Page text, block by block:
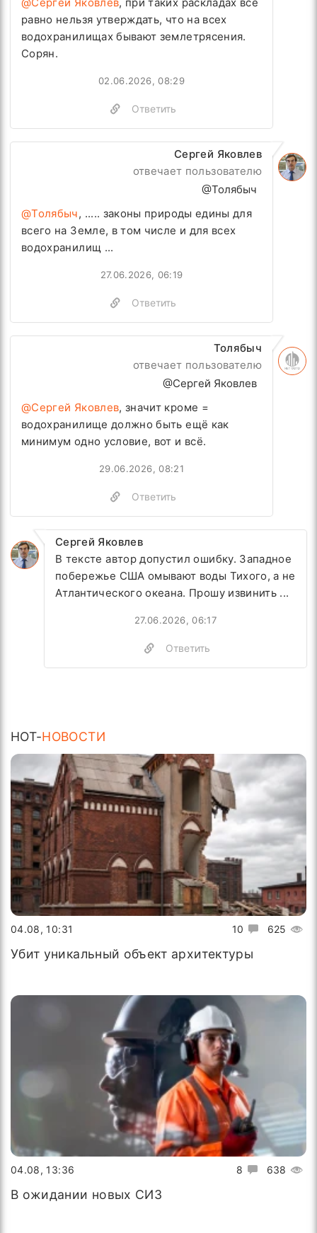
равно нельзя утверждать, что на всех
водохранилищах бывают землетрясения.
Сорян.
Ответить
02.06.2026, 08:29
Сергей Яковлев
отвечает пользователю
@Толябыч
@Толябыч, ..... законы природы едины для
всего на Земле, в том числе и для всех
водохранилищ ...
Ответить
27.06.2026, 06:19
Толябыч
отвечает пользователю
@Сергей Яковлев
@Сергей Яковлев, значит кроме =
водохранилище должно быть ещё как
минимум одно условие, вот и всё.
Ответить
29.06.2026, 08:21
Сергей Яковлев
В тексте автор допустил ошибку. Западное
побережье США омывают воды Тихого, а не
Атлантического океана. Прошу извинить ...
27.06.2026, 06:17
Ответить
HOT-НОВОСТИ
10 625
04.08, 10:31
Убит уникальный объект архитектуры
8 638
04.08, 13:36
В ожидании новых СИЗ